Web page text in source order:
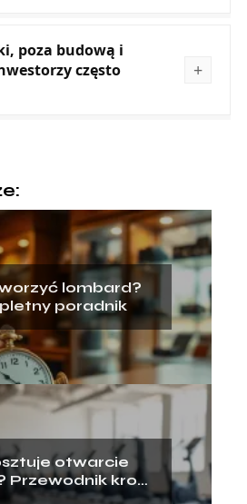
poza budową i
często
lombard?
poradnik
otwarcie
Przewodnik krok
po kroku